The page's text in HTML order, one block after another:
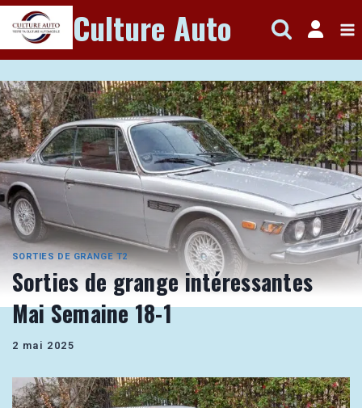
Aller
au
contenu
Culture Auto
SORTIES DE GRANGE T2
Sorties de grange intéressantes
Mai Semaine 18-1
2 mai 2025